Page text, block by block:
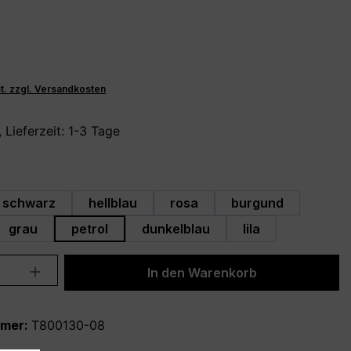
zzgl. Versandkosten
Lieferzeit: 1-3 Tage
schwarz hellblau rosa
burgund
grau petrol dunkelblau lila
Anzahl: Gib den gewünschten Wert
In den Warenkorb
T800130-08